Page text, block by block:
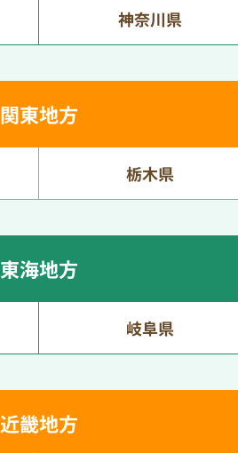
神奈川県
関東地方
栃木県
東海地方
岐阜県
近畿地方